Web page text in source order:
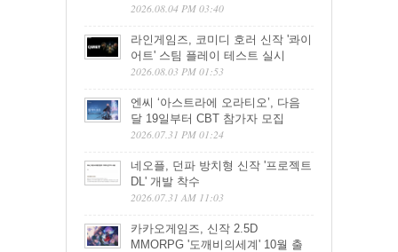
2026.08.04 PM 03:40
라인게임즈, 코미디 호러 신작 '콰이
어트' 스팀 플레이 테스트 실시
2026.08.03 PM 01:53
엔씨 ‘아스트라에 오라티오’, 다음
달 19일부터 CBT 참가자 모집
2026.07.31 PM 01:24
네오플, 던파 방치형 신작 '프로젝트
DL' 개발 착수
2026.07.31 AM 11:03
카카오게임즈, 신작 2.5D
MMORPG '도깨비의세계' 10월 출